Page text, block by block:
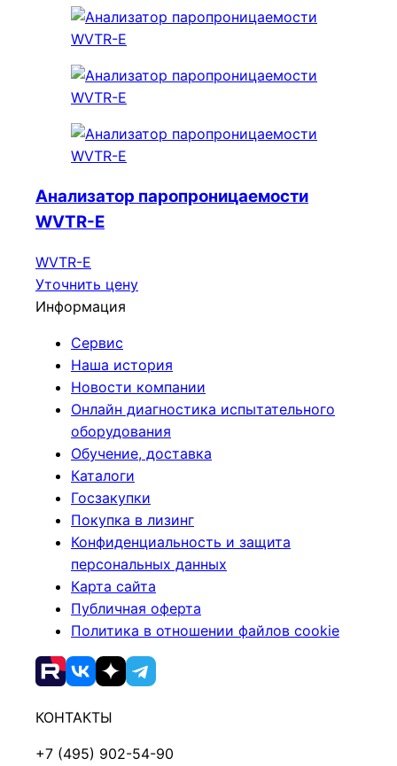
Анализатор паропроницаемости
WVTR-E
WVTR-E
Уточнить цену
Информация
Сервис
Наша история
Новости компании
Онлайн диагностика испытательного
оборудования
Обучение, доставка
Каталоги
Госзакупки
Покупка в лизинг
Конфиденциальность и защита
персональных данных
Карта сайта
Публичная оферта
Политика в отношении файлов cookie
КОНТАКТЫ
+7 (495) 902-54-90